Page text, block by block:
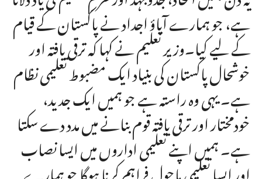
ہے، جو ہمارے آباؤ اجداد نے پاکستان کے قیام
کے لیے کیا۔وزیر تعلیم نے کہا کہ ترقی یافتہ اور
خوشحال پاکستان کی بنیاد ایک مضبوط تعلیمی نظام
ہے۔ یہی وہ راستہ ہے جو ہمیں ایک جدید،
خودمختار اور ترقی یافتہ قوم بنانے میں مدد دے سکتا
ہے۔ ہمیں اپنے تعلیمی اداروں میں ایسا نصاب
اور ایسا تعلیمی ماحول فراہم کرنا ہوگا جو ہمارے